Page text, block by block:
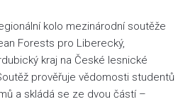
kolo mezinárodní soutěže
Forests pro Liberecký,
kraj na České lesnické
prověřuje vědomosti studentů
a skládá se ze dvou částí –